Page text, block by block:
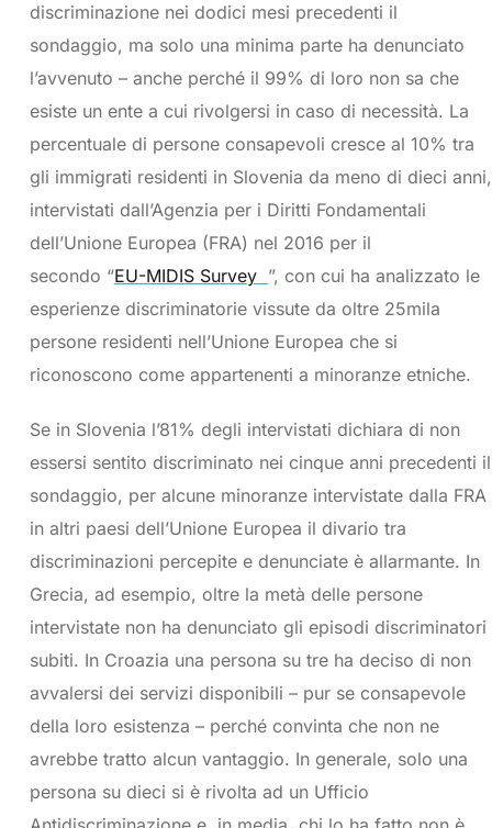
discriminazione nei dodici mesi precedenti il
sondaggio, ma solo una minima parte ha denunciato
l’avvenuto – anche perché il 99% di loro non sa che
esiste un ente a cui rivolgersi in caso di necessità. La
percentuale di persone consapevoli cresce al 10% tra
gli immigrati residenti in Slovenia da meno di dieci anni,
intervistati dall’Agenzia per i Diritti Fondamentali
dell’Unione Europea (FRA) nel 2016 per il
secondo “EU-MIDIS Survey ”, con cui ha analizzato le
esperienze discriminatorie vissute da oltre 25mila
persone residenti nell’Unione Europea che si
riconoscono come appartenenti a minoranze etniche.
Se in Slovenia l’81% degli intervistati dichiara di non
essersi sentito discriminato nei cinque anni precedenti il
sondaggio, per alcune minoranze intervistate dalla FRA
in altri paesi dell’Unione Europea il divario tra
discriminazioni percepite e denunciate è allarmante. In
Grecia, ad esempio, oltre la metà delle persone
intervistate non ha denunciato gli episodi discriminatori
subiti. In Croazia una persona su tre ha deciso di non
avvalersi dei servizi disponibili – pur se consapevole
della loro esistenza – perché convinta che non ne
avrebbe tratto alcun vantaggio. In generale, solo una
persona su dieci si è rivolta ad un Ufficio